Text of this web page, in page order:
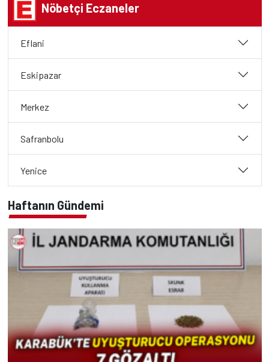
Nöbetçi Eczaneler
Eflani
Eskipazar
Merkez
Safranbolu
Yenice
Haftanın Gündemi